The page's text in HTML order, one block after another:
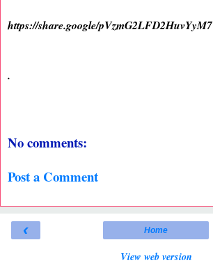
https://share.google/pVzmG2LFD2HuvYyM7
.
No comments:
Post a Comment
‹ Home
View web version